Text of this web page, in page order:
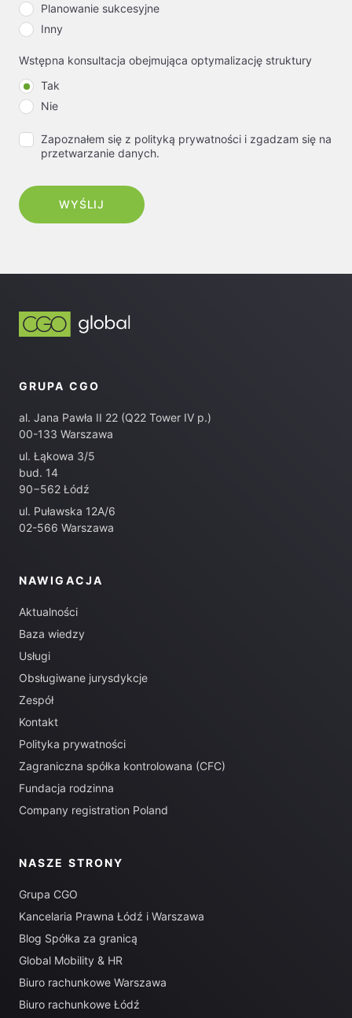
Planowanie sukcesyjne
Inny
Wstępna konsultacja obejmująca optymalizację struktury
Tak
Nie
Zapoznałem się z polityką prywatności i zgadzam się na
przetwarzanie danych.
GRUPA CGO
al. Jana Pawła II 22 (Q22 Tower IV p.)
00-133 Warszawa
ul. Łąkowa 3/5
bud. 14
90−562 Łódź
ul. Puławska 12A/6
02-566 Warszawa
NAWIGACJA
Aktualności
Baza wiedzy
Usługi
Obsługiwane jurysdykcje
Zespół
Kontakt
Polityka prywatności
Zagraniczna spółka kontrolowana (CFC)
Fundacja rodzinna
Company registration Poland
NASZE STRONY
Grupa CGO
Kancelaria Prawna Łódź i Warszawa
Blog Spółka za granicą
Global Mobility & HR
Biuro rachunkowe Warszawa
Biuro rachunkowe Łódź